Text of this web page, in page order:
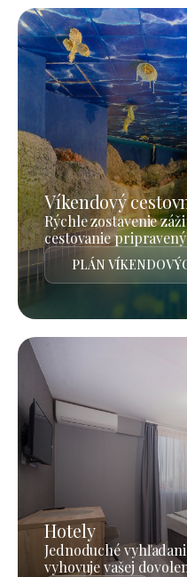
Víkendový
Rýchle zostavenie
cestovanie
PLÁN
Hotely
Jednoduché
vyhovuje vašej